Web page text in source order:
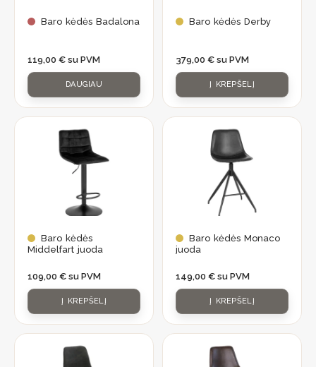
Baro kėdės Badalona
119,00 € su PVM
DAUGIAU
Baro kėdės Derby
379,00 € su PVM
Į KREPŠELĮ
Baro kėdės
Middelfart juoda
109,00 € su PVM
Į KREPŠELĮ
Baro kėdės Monaco
juoda
149,00 € su PVM
Į KREPŠELĮ